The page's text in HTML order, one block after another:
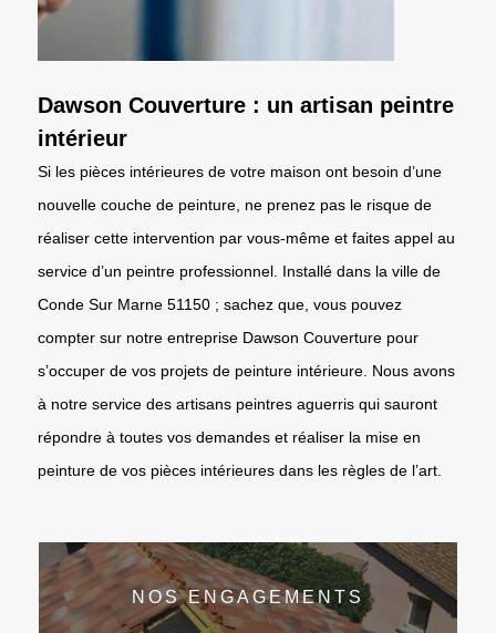
Dawson Couverture : un artisan peintre
intérieur
Si les pièces intérieures de votre maison ont besoin d’une
nouvelle couche de peinture, ne prenez pas le risque de
réaliser cette intervention par vous-même et faites appel au
service d’un peintre professionnel. Installé dans la ville de
Conde Sur Marne 51150 ; sachez que, vous pouvez
compter sur notre entreprise Dawson Couverture pour
s’occuper de vos projets de peinture intérieure. Nous avons
à notre service des artisans peintres aguerris qui sauront
répondre à toutes vos demandes et réaliser la mise en
peinture de vos pièces intérieures dans les règles de l’art.
NOS ENGAGEMENTS